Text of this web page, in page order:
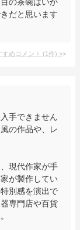
だと思います
めコメント (1件) >
手できません
の作品や、レ
現代作家が手
が製作してい
別感を演出で
専門店や百貨